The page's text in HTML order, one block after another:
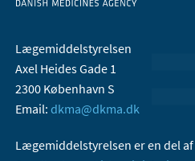
Lægemiddelstyrelsen
Axel Heides Gade 1
2300 København S
Email: dkma@dkma.dk
Lægemiddelstyrelsen er en del af